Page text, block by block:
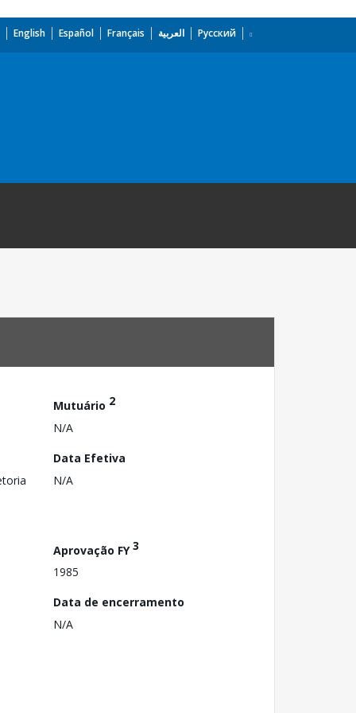
English Español Français العربية Русский
Mutuário 2
N/A
Data Efetiva
N/A
Aprovação FY3
1985
Data de encerramento
N/A